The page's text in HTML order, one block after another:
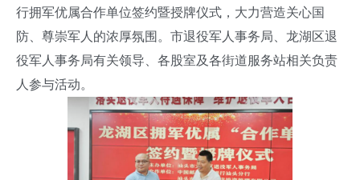
行拥军优属合作单位签约暨授牌仪式，大力营造关心国
防、尊崇军人的浓厚氛围。市退役军人事务局、龙湖区退
役军人事务局有关领导、各股室及各街道服务站相关负责
人参与活动。